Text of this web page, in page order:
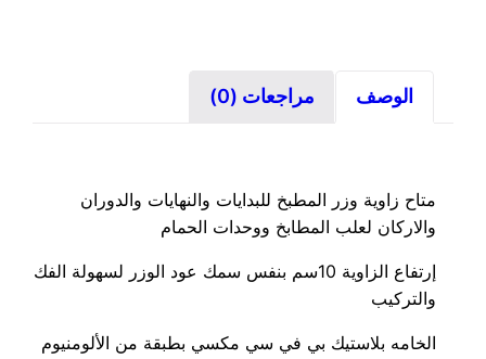
الوصف مراجعات (0)
متاح زاوية وزر المطبخ للبدايات والنهايات والدوران
والاركان لعلب المطابخ ووحدات الحمام
إرتفاع الزاوية 10سم بنفس سمك عود الوزر لسهولة الفك
والتركيب
الخامه بلاستيك بي في سي مكسي بطبقة من الألومنيوم